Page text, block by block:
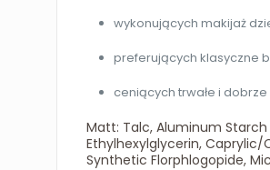
wykonujących makijaż
preferujących klasyczne
ceniących trwałe i
Matt: Talc, Aluminum
Ethylhexylglycerin, Caprylic/
Synthetic Florphlogopide,